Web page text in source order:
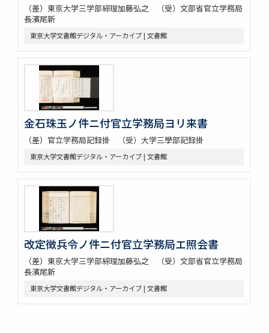
（差）東京大学三学部綜理加藤弘之 （受）文部省官立学務局
長濱尾新
東京大学文書館デジタル・アーカイブ | 文書館
金石珠玉ノ件ニ付官立学務局ヨリ来書
（差）官立学務局記録掛 （受）大学三學部記録掛
東京大学文書館デジタル・アーカイブ | 文書館
改定徴兵令ノ件ニ付官立学務局エ照会書
（差）東京大学三学部綜理加藤弘之 （受）文部省官立学務局
長濱尾新
東京大学文書館デジタル・アーカイブ | 文書館